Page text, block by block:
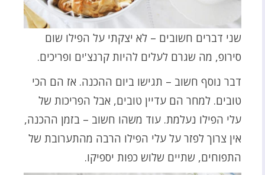
שני דברים חשובים – לא יצקתי על הפילו שום
סירופ, מה שגרם לעלים להיות קרנצ'ים ופריכים.
דבר נוסף חשוב – תגישו ביום ההכנה. אז הם הכי
טובים. למחר הם עדיין טובים, אבל הפריכות של
עלי הפילו נעלמת. עוד משהו חשוב – בזמן ההכנה,
אין צרוך לפזר על עלי הפילו הרבה מהתערובת של
התפוחים, שתיים שלוש כפות יספיקו.